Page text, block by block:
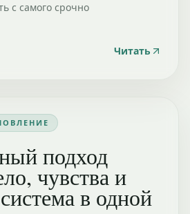
с самого срочно
Читать
подход
чувства и
в одной